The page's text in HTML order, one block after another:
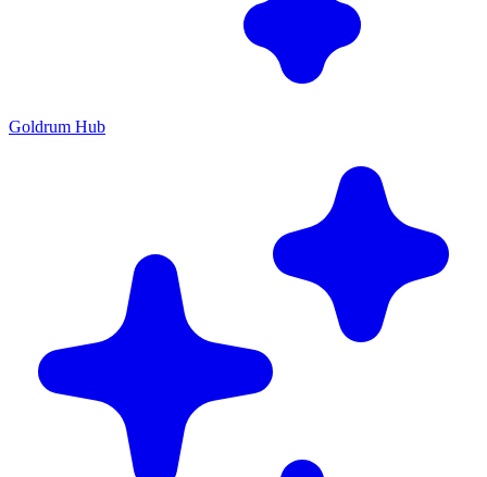
Goldrum Hub